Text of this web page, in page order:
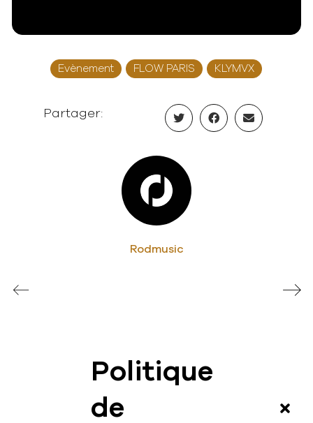
Politique
de
Evènement FLOW PARIS KLYMVX
Partager:
Rodmusic